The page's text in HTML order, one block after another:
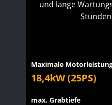
und lange
Maximale
18,4kW (25PS)
max. Grabtiefe